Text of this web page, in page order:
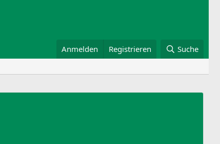
Anmelden Registrieren Suche